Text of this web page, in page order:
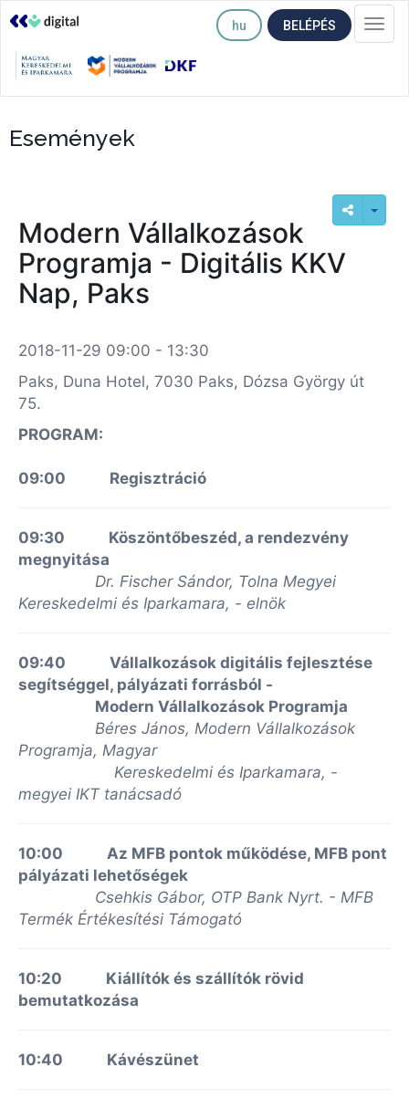
hu BELÉPÉS
Események
Modern Vállalkozások
Programja - Digitális KKV
Nap, Paks
2018-11-29 09:00 - 13:30
Paks, Duna Hotel, 7030 Paks, Dózsa György út
75.
PROGRAM:
09:00 Regisztráció
09:30 Köszöntőbeszéd, a rendezvény
megnyitása
Dr. Fischer Sándor, Tolna Megyei
Kereskedelmi és Iparkamara, - elnök
09:40 Vállalkozások digitális fejlesztése
segítséggel, pályázati forrásból -
Modern Vállalkozások Programja
Béres János, Modern Vállalkozások
Programja, Magyar
Kereskedelmi és Iparkamara, -
megyei IKT tanácsadó
10:00 Az MFB pontok működése, MFB pont
pályázati lehetőségek
Csehkis Gábor, OTP Bank Nyrt. - MFB
Termék Értékesítési Támogató
10:20 Kiállítók és szállítók rövid
bemutatkozása
10:40 Kávészünet